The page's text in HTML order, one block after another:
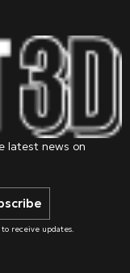
latest news on
receive updates.